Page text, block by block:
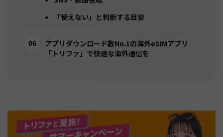
「使えない」と判断する目安
アプリダウンロード数No.1の海外eSIMアプリ
「トリファ」で快適な海外通信を